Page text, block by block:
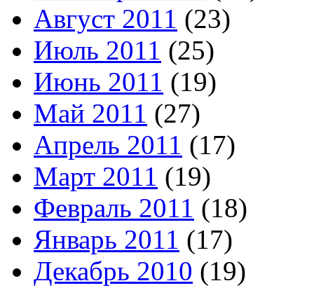
Август 2011 (23)
Июль 2011 (25)
Июнь 2011 (19)
Май 2011 (27)
Апрель 2011 (17)
Март 2011 (19)
Февраль 2011 (18)
Январь 2011 (17)
Декабрь 2010 (19)